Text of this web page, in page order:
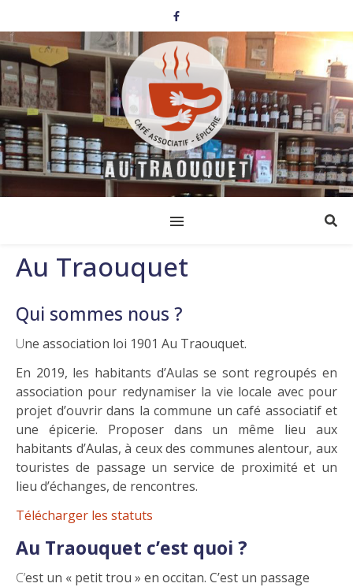
Au Traouquet
Qui sommes nous ?
Une association loi 1901 Au Traouquet.
En 2019, les habitants d’Aulas se sont regroupés en
association pour redynamiser la vie locale avec pour
projet d’ouvrir dans la commune un café associatif et
une épicerie. Proposer dans un même lieu aux
habitants d’Aulas, à ceux des communes alentour, aux
touristes de passage un service de proximité et un
lieu d’échanges, de rencontres.
Télécharger les statuts
Au Traouquet c’est quoi ?
C’est un « petit trou » en occitan. C’est un passage